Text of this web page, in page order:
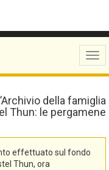
della famiglia
Thun: le pergamene
effettuato sul fondo
Thun, ora